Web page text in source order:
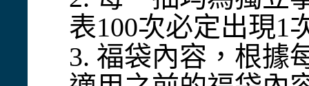
表100次必定出現1
3. 福袋內容，根據